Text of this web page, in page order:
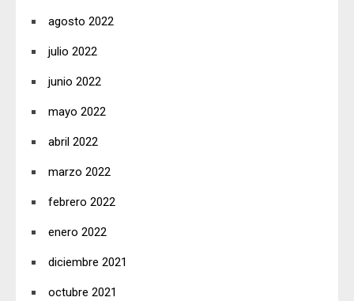
agosto 2022
julio 2022
junio 2022
mayo 2022
abril 2022
marzo 2022
febrero 2022
enero 2022
diciembre 2021
octubre 2021